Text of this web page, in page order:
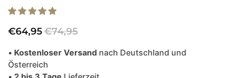
€64,95€74,95
• Kostenloser Versand nach Deutschland und
Österreich